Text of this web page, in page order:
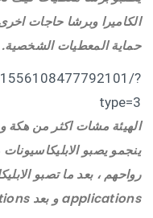
الكاميرا وبرشا حاجات
حماية المعطيات الشخصية.
?
type=3
الهيئة مشات اكثر من
ينجمو يصبو
applications و بعد autorisations و تنحيوهم الكل.